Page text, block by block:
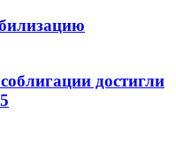
достигли